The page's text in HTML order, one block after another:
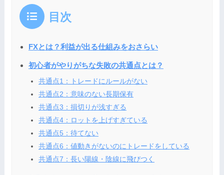
目次
FXとは？利益が出る仕組みをおさらい
初心者がやりがちな失敗の共通点とは？
共通点1：トレードにルールがない
共通点2：意味のない長期保有
共通点3：損切りが浅すぎる
共通点4：ロットを上げすぎている
共通点5：待てない
共通点6：値動きがないのにトレードをしている
共通点7：長い陽線・陰線に飛びつく